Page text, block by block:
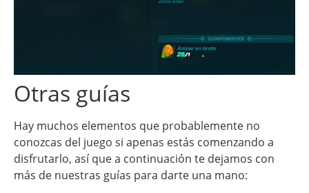
Otras guías
Hay muchos elementos que probablemente no
conozcas del juego si apenas estás comenzando a
disfrutarlo, así que a continuación te dejamos con
más de nuestras guías para darte una mano: